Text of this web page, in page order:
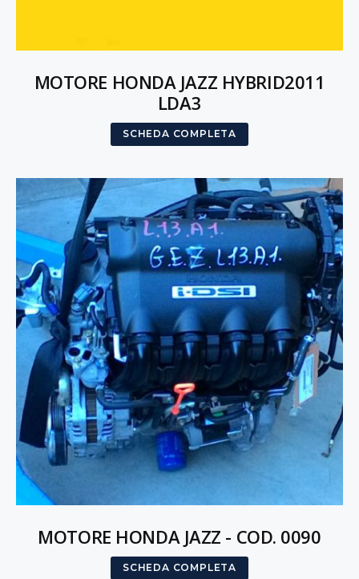
MOTORE HONDA JAZZ HYBRID2011
LDA3
SCHEDA COMPLETA
MOTORE HONDA JAZZ - COD. 0090
SCHEDA COMPLETA